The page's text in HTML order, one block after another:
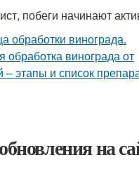
побеги начинают
на